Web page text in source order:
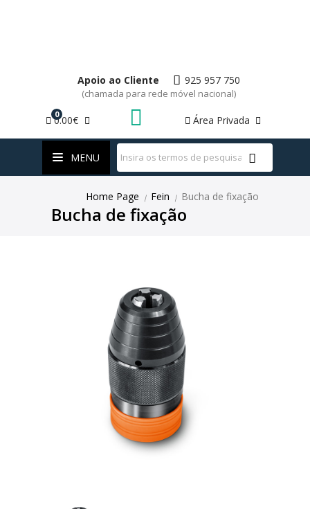
WhatsApp
Apoio ao Cliente 925 957 750
(chamada para rede móvel nacional)
Área Privada
0
0.00€
MENU
Home Page | Fein | Bucha de fixação
Bucha de fixação